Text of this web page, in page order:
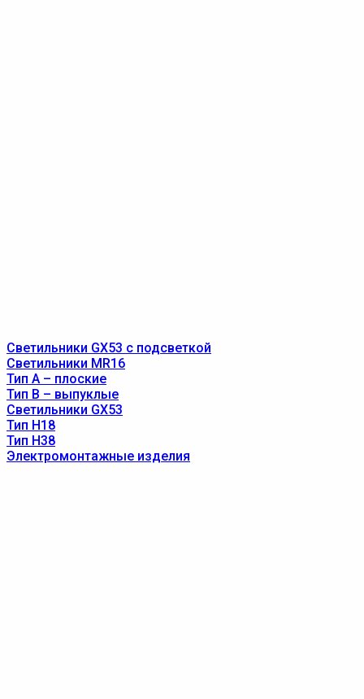
Светильники GX53 с подсветкой
Светильники MR16
Тип A – плоские
Тип B – выпуклые
Светильники GX53
Тип Н18
Тип Н38
Электромонтажные изделия